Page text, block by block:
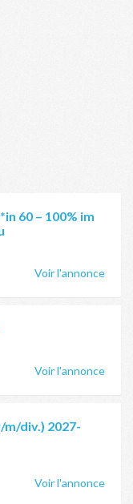
60 – 100% im
Voir l'annonce
Voir l'annonce
div.) 2027-
Voir l'annonce